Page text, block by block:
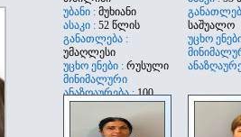
უბანი : მუხიანი
ასაკი : 52 წლის
განათლება :
უმაღლესი
უცხო ენები : რუსული
მინიმალური
ანაზღაურება :100
საშუალო
უცხო